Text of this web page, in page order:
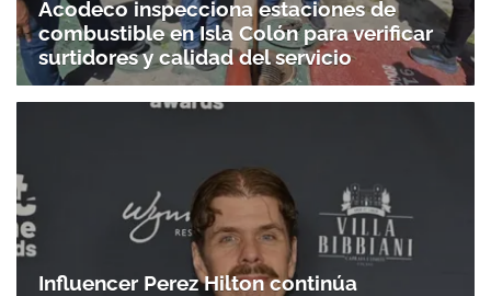
Acodeco inspecciona estaciones de
combustible en Isla Colón para verificar
surtidores y calidad del servicio
Influencer Perez Hilton continúa